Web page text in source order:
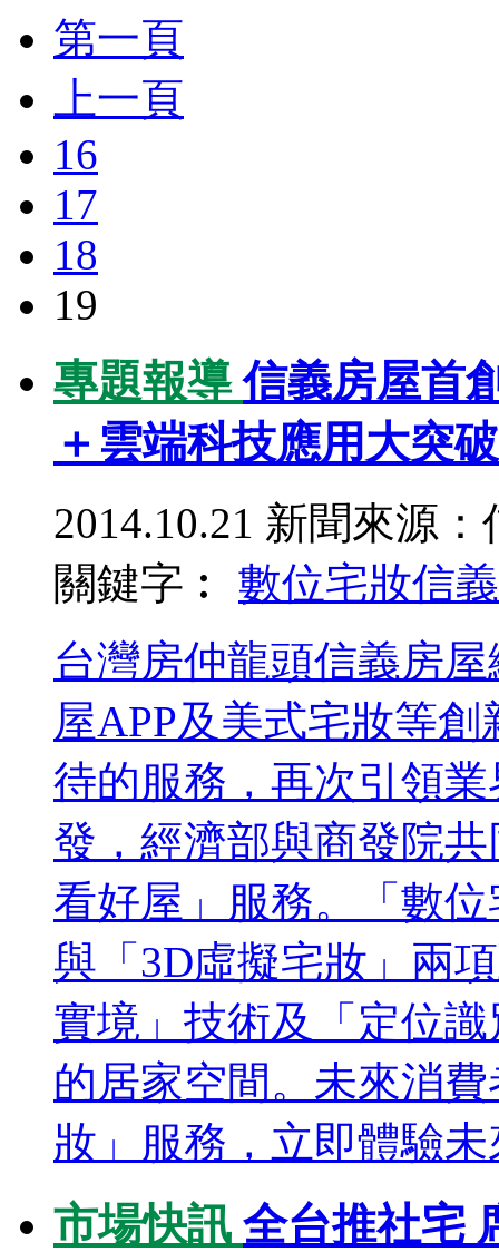
第一頁
上一頁
16
17
18
19
專題報導信義房屋首
＋雲端科技應用大突
2014.10.21 新聞來源：
關鍵字︰ 數位宅妝信
台灣房仲龍頭信義房
屋APP及美式宅妝等
待的服務，再次引領
發，經濟部與商發院
看好屋」服務。「數
與「3D虛擬宅妝」兩
實境」技術及「定位
的居家空間。未來消
妝」服務，立即體驗
市場快訊 全台推社宅